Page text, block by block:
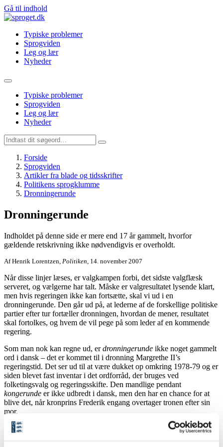
Gå til indhold
Typiske problemer
Sprogviden
Leg og lær
Nyheder
Typiske problemer
Sprogviden
Leg og lær
Nyheder
Forside
Sprogviden
Artikler fra blade og tidsskrifter
Politikens sprogklumme
Dronningerunde
Dronningerunde
Indholdet på denne side er mere end 17 år gammelt, hvorfor
gældende retskrivning ikke nødvendigvis er overholdt.
Af Henrik Lorentzen, Politiken , 14. november 2007
Når disse linjer læses, er valgkampen forbi, det sidste valgflæsk
serveret, og vælgerne har talt. Måske er valgresultatet lysende klart,
men hvis regeringen ikke kan fortsætte, skal vi ud i en
dronningerunde. Den går ud på, at lederne af de forskellige politiske
partier efter tur fortæller dronningen, hvordan de mener, resultatet
skal fortolkes, og hvem de vil pege på som leder af en kommende
regering.
Som man nok kan regne ud, erdronningerunde ikke noget gammelt
ord i dansk – det er kommet til i dronning Margrethe II’s
regeringstid. Det ser ud til at være dukket op omkring 1978-79 og er
siden blevet fast inventar i det ordforråd, der bruges ved
folketingsvalg og regeringsskifte. Den mandlige pendant
kongerunde er ikke udbredt i dansk, men den har en chance for at
blive det, når kronprins Frederik engang overtager tronen efter sin
mor.
Det er ret almindeligt at bruge
som sidsteled i sammensatte